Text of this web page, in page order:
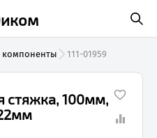
компоненты 111-01959
стяжка, 100мм,